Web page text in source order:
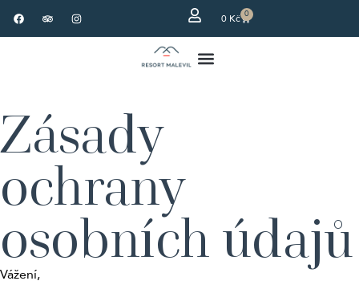
0 Kč 0
Zásady
ochrany
osobních údajů
Vážení,